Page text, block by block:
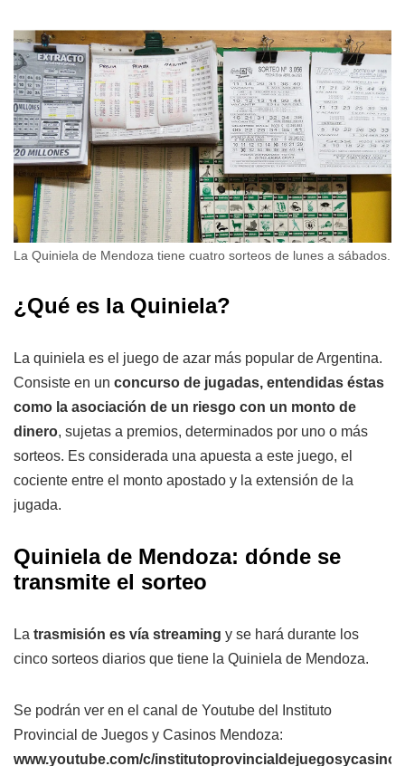
La Quiniela de Mendoza tiene cuatro sorteos de lunes a sábados.
¿Qué es la Quiniela?
La quiniela es el juego de azar más popular de Argentina.
Consiste en un concurso de jugadas, entendidas éstas
como la asociación de un riesgo con un monto de
dinero, sujetas a premios, determinados por uno o más
sorteos. Es considerada una apuesta a este juego, el
cociente entre el monto apostado y la extensión de la
jugada.
Quiniela de Mendoza: dónde se
transmite el sorteo
La trasmisión es vía streaming y se hará durante los
cinco sorteos diarios que tiene la Quiniela de Mendoza.
Se podrán ver en el canal de Youtube del Instituto
Provincial de Juegos y Casinos Mendoza:
www.youtube.com/c/